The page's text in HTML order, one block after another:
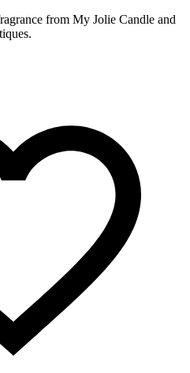
from My Jolie Candle and